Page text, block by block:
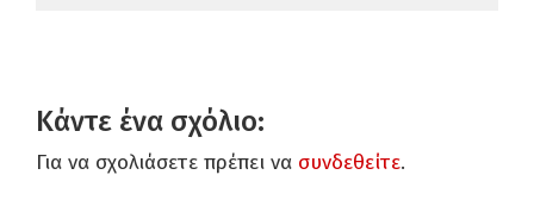
Κάντε ένα σχόλιο:
Για να σχολιάσετε πρέπει να συνδεθείτε.